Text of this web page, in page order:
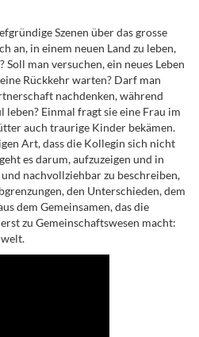
Szenen über das grosse
an, in einem neuen Land zu leben,
Soll man versuchen, ein neues Leben
Rückkehr warten? Darf man
nachdenken, während
Einmal fragt sie eine Frau im
auch traurige Kinder bekämen.
Art, dass die Kollegin sich nicht
es darum, aufzuzeigen und in
nachvollziehbar zu beschreiben,
den Unterschieden, dem
dem Gemeinsamen, das die
zu Gemeinschaftswesen macht: